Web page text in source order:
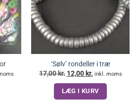
‘Sølv’ rondeller i træ
17,00kr. Den
oprindelige
pris
var:
17,00 kr..
12,00 kr. Den
aktuelle
pris
er:
12,00 kr..
inkl. moms
LÆG I KURV